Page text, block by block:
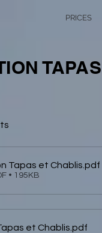
PRICES
Tapas et Chablis .pdf
• 195KB
et Chablis .pdf